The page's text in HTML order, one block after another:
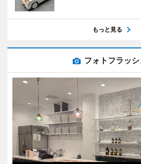
もっと見る
フォトフラッシ